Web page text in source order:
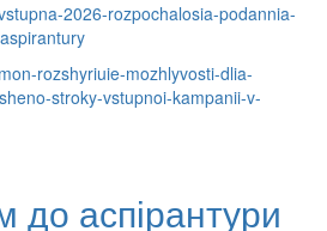
2026-rozpochalosia-podannia-
rozshyriuie-mozhlyvosti-dlia-
stroky-vstupnoi-kampanii-v-
аспірантури